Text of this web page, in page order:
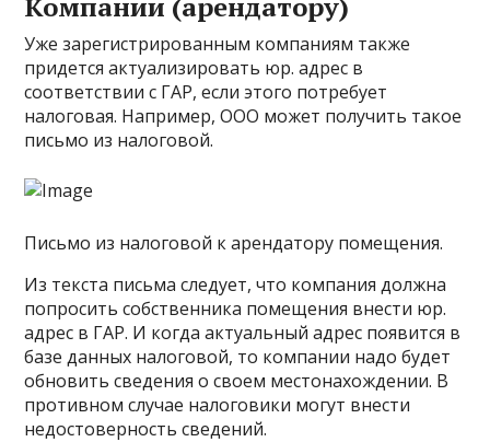
Уже зарегистрированным компаниям также
придется актуализировать юр. адрес в
соответствии с ГАР, если этого потребует
налоговая. Например, ООО может получить такое
письмо из налоговой.
Письмо из налоговой к арендатору помещения.
Из текста письма следует, что компания должна
попросить собственника помещения внести юр.
адрес в ГАР. И когда актуальный адрес появится в
базе данных налоговой, то компании надо будет
обновить сведения о своем местонахождении. В
противном случае налоговики могут внести
недостоверность сведений.